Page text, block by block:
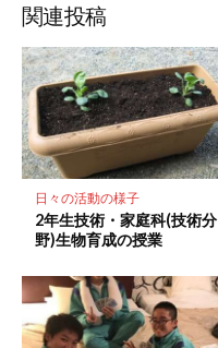
ア
ク
マ
ー
ク
に
保
関連投稿
日々の活動の様子
2年生技術・家庭科(技術分
野)生物育成の授業